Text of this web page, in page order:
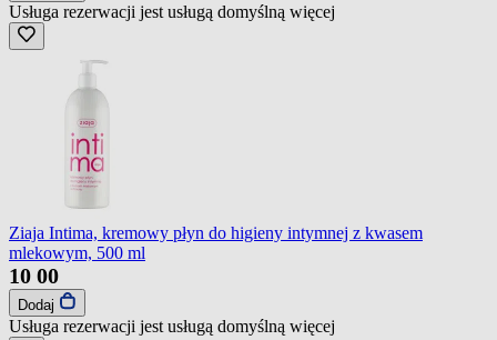
Usługa rezerwacji jest usługą domyślną więcej
Ziaja Intima, kremowy płyn do higieny intymnej z kwasem
mlekowym, 500 ml
10 00
Dodaj
Usługa rezerwacji jest usługą domyślną więcej